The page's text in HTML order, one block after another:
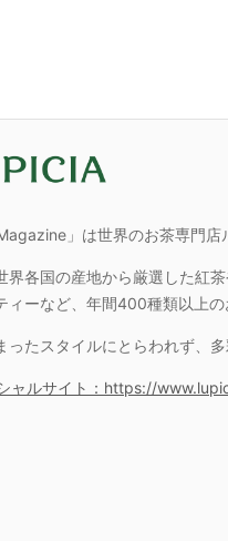
」は世界のお茶専門
界各国の産地から厳選した紅
ィーなど、年間400種類以上の
ったスタイルにとらわれず、
ャルサイト：https://